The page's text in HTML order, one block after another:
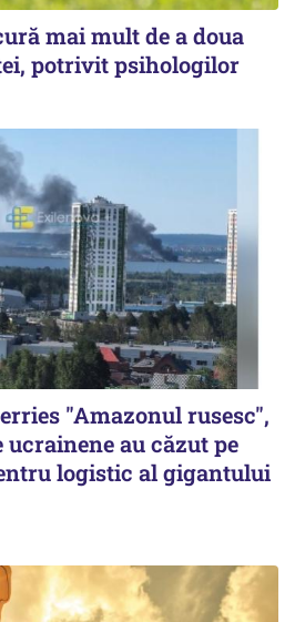
mai mult de a doua
potrivit psihologilor
"Amazonul rusesc",
au căzut pe
logistic al gigantului